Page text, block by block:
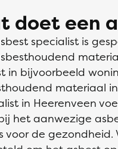
doet een
specialist is
in bijvoorbeeld
materiaal
in Heerenveen
het aanwezige
voor de